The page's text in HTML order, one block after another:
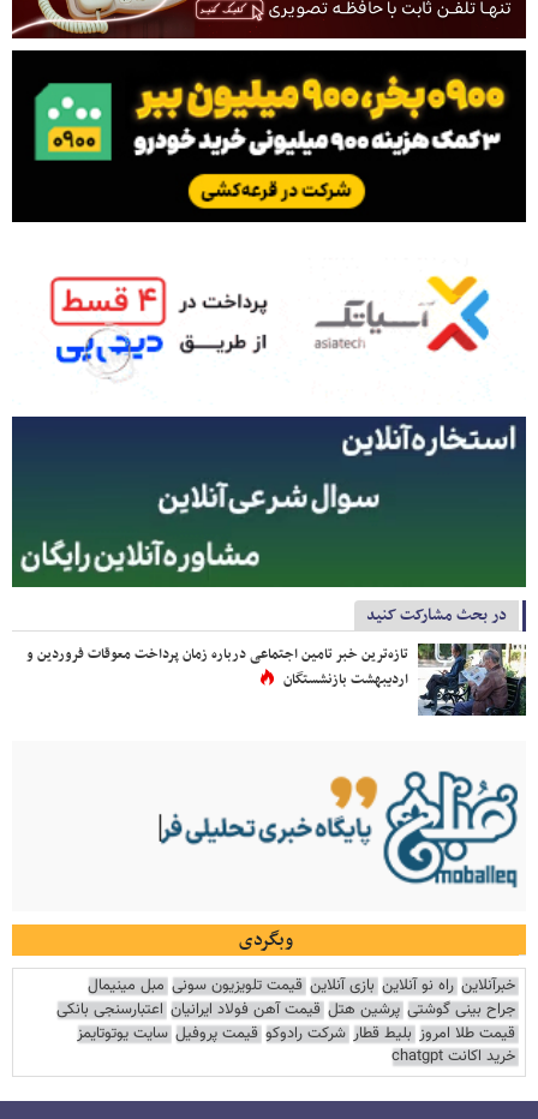
در بحث مشارکت کنید
تازه‌ترین خبر تامین اجتماعی درباره زمان پرداخت معوقات فروردین و
اردیبهشت بازنشستگان
وبگردی
خبرآنلاین راه نو آنلاین بازی آنلاین قیمت تلویزیون سونی مبل مینیمال
جراح بینی گوشتی پرشین هتل قیمت آهن فولاد ایرانیان اعتبارسنجی بانکی
قیمت طلا امروز بلیط قطار شرکت رادوکو قیمت پروفیل سایت یوتوتایمز
خرید اکانت chatgpt